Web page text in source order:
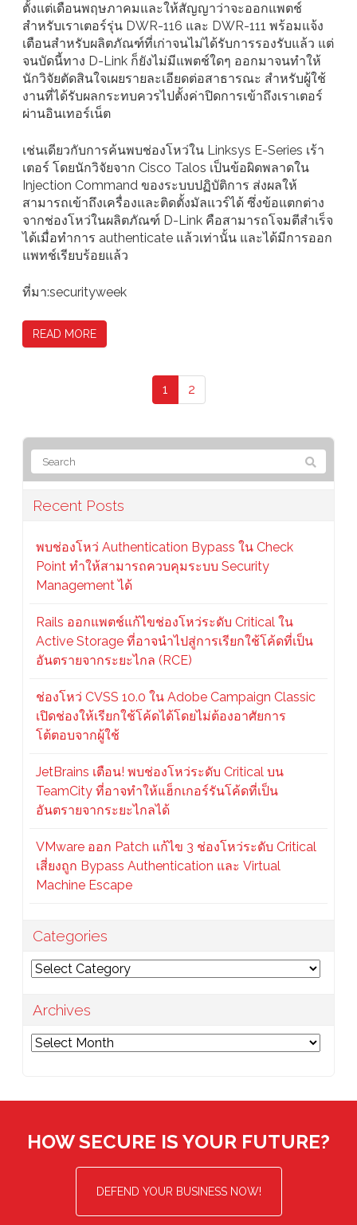
ตั้งแต่เดือนพฤษภาคมและให้สัญญาว่าจะออกแพตช์
สำหรับเราเตอร์รุ่น DWR-116 และ DWR-111 พร้อมแจ้ง
เตือนสำหรับผลิตภัณฑ์ที่เก่าจนไม่ได้รับการรองรับแล้ว แต่
จนบัดนี้ทาง D-Link ก็ยังไม่มีแพตช์ใดๆ ออกมาจนทำให้
นักวิจัยตัดสินใจเผยรายละเอียดต่อสาธารณะ สำหรับผู้ใช้
งานที่ได้รับผลกระทบควรไปตั้งค่าปิดการเข้าถึงเราเตอร์
ผ่านอินเทอร์เน็ต
เช่นเดียวกับการค้นพบช่องโหว่ใน Linksys E-Series เร้า
เตอร์ โดยนักวิจัยจาก Cisco Talos เป็นข้อผิดพลาดใน
Injection Command ของระบบปฏิบัติการ ส่งผลให้
สามารถเข้าถึงเครื่องและติดตั้งมัลแวร์ได้ ซึ่งข้อแตกต่าง
จากช่องโหว่ในผลิตภัณฑ์ D-Link คือสามารถโจมตีสำเร็จ
ได้เมื่อทำการ authenticate แล้วเท่านั้น และได้มีการออก
แพทช์เรียบร้อยแล้ว
ที่มา:securityweek
READ MORE
1 2
Recent Posts
พบช่องโหว่ Authentication Bypass ใน Check
Point ทำให้สามารถควบคุมระบบ Security
Management ได้
Rails ออกแพตช์แก้ไขช่องโหว่ระดับ Critical ใน
Active Storage ที่อาจนำไปสู่การเรียกใช้โค้ดที่เป็น
อันตรายจากระยะไกล (RCE)
ช่องโหว่ CVSS 10.0 ใน Adobe Campaign Classic
เปิดช่องให้เรียกใช้โค้ดได้โดยไม่ต้องอาศัยการ
โต้ตอบจากผู้ใช้
JetBrains เตือน! พบช่องโหว่ระดับ Critical บน
TeamCity ที่อาจทำให้แฮ็กเกอร์รันโค้ดที่เป็น
อันตรายจากระยะไกลได้
VMware ออก Patch แก้ไข 3 ช่องโหว่ระดับ Critical
เสี่ยงถูก Bypass Authentication และ Virtual
Machine Escape
Categories
Categories
Archives
Archives
HOW SECURE IS YOUR FUTURE?
DEFEND YOUR BUSINESS NOW!